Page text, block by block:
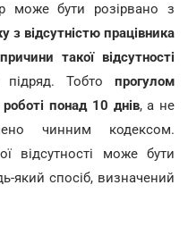
може бути розірвано з
з відсутністю працівника
такої відсутності
Тобто прогулом
понад 10 днів, а не
чинним кодексом.
відсутності може бути
який спосіб, визначений